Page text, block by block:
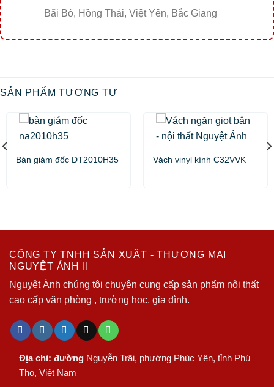
Bãi Bò, Hồng Thái, Việt Yên, Bắc Giang
SẢN PHẨM TƯƠNG TỰ
Bàn giám đốc DT2010H35 Vách vinyl kính C32VVK
CÔNG TY TNHH SẢN XUẤT - THƯƠNG MẠI
NGUYỆT ÁNH II
Nguyệt Ánh chúng tôi chuyên cung cấp sản phẩm nội thất
cao cấp văn phòng , trường học, gia đình.
Địa chỉ: đường Nguyễn Trãi, phường Phúc Yên, tỉnh Phú
Thọ, Việt Nam